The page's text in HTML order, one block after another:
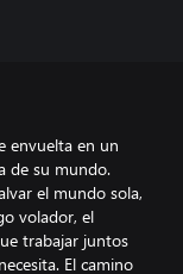
envuelta en un
de su mundo.
el mundo sola,
volador, el
trabajar juntos
El camino